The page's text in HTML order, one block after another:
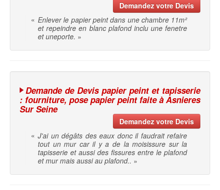
Demandez votre Devis
« Enlever le papier peint dans une chambre 11m²
et repeindre en blanc plafond inclu une fenetre
et uneporte. »
Demande de Devis papier peint et tapisserie
: fourniture, pose papier peint faite à Asnieres
Sur Seine
Demandez votre Devis
« J'ai un dégâts des eaux donc il faudrait refaire
tout un mur car il y a de la moisissure sur la
tapisserie et aussi des fissures entre le plafond
et mur mais aussi au plafond.. »